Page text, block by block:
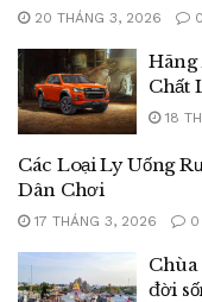
20 THÁNG 3, 2026 0
Hãng
Chất
18
Các Loại Ly Uống
Dân Chơi
17 THÁNG 3, 2026 0
đời